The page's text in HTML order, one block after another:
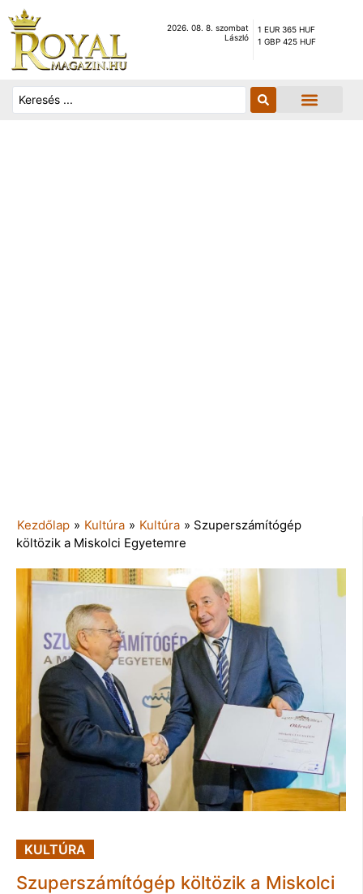
2026. 08. 8. szombat
László
1 EUR 365 HUF
1 GBP 425 HUF
Kezdőlap » Kultúra » Kultúra » Szuperszámítógép
költözik a Miskolci Egyetemre
KULTÚRA
Szuperszámítógép költözik a Miskolci